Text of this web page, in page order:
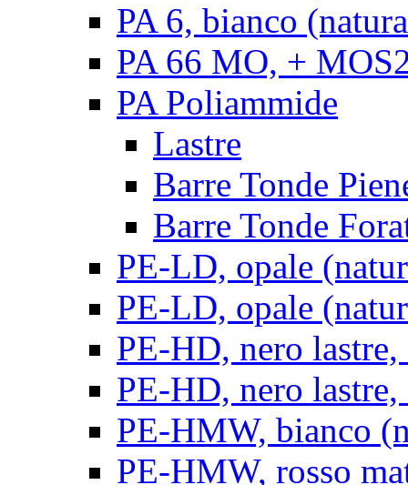
PA 6, bianco
PA 66 MO, +
PA Poliammide
Lastre
Barre Tonde
Barre Tonde
PE-LD, opale
PE-LD, opale
PE-HD, nero lastre,
PE-HD, nero lastre,
PE-HMW, bianco
PE-HMW, rosso